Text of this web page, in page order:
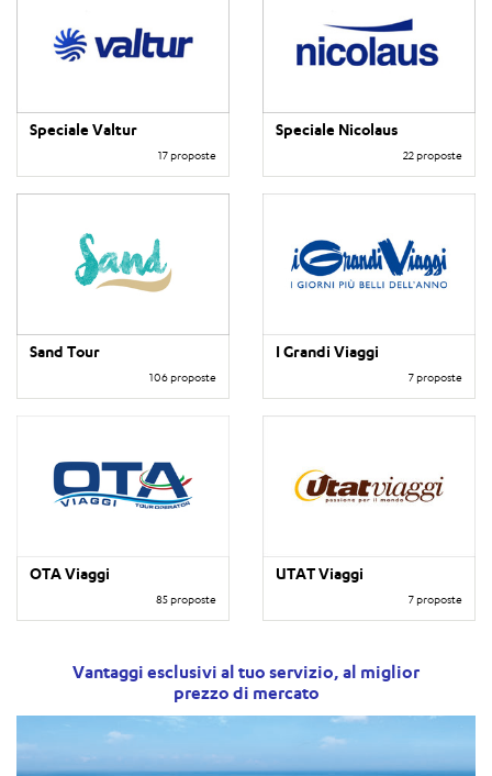
Speciale Valtur
17 proposte
Speciale Nicolaus
22 proposte
Sand Tour
106 proposte
I Grandi Viaggi
7 proposte
OTA Viaggi
85 proposte
UTAT Viaggi
7 proposte
Vantaggi esclusivi al tuo servizio, al miglior
prezzo di mercato